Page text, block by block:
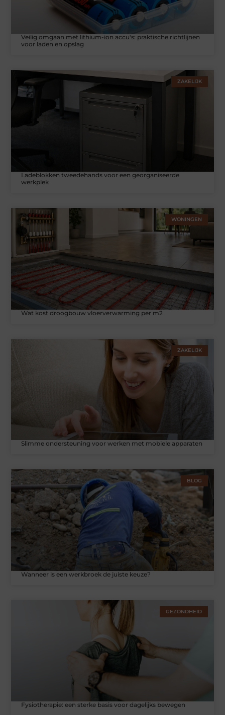
Veilig omgaan met lithium-ion accu's: praktische richtlijnen
voor laden en opslag
ZAKELIJK
Ladeblokken tweedehands voor een georganiseerde
werkplek
WONINGEN
Wat kost droogbouw vloerverwarming per m2
ZAKELIJK
Slimme ondersteuning voor werken met mobiele apparaten
BLOG
Wanneer is een werkbroek de juiste keuze?
GEZONDHEID
Fysiotherapie: een sterke basis voor dagelijks bewegen